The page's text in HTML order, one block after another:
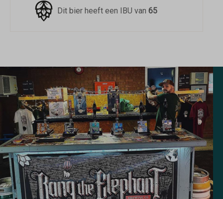
Dit bier heeft een IBU van65